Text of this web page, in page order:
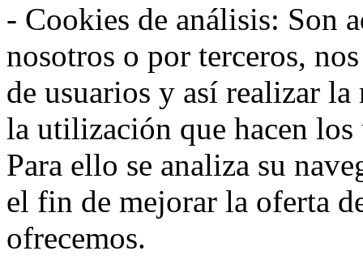
- Cookies de análisis: Son
nosotros o por terceros,
de usuarios y así realizar
la utilización que hacen
Para ello se analiza su
el fin de mejorar la oferta
ofrecemos.